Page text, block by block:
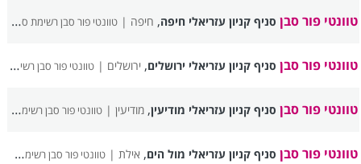
טוונטי פור סבן סניף קניון עזריאלי חיפה, חיפה |טוונטי פור סבן רשימת סניפים
טוונטי פור סבן סניף קניון עזריאלי ירושלים, ירושלים |טוונטי פור סבן רשימת סניפים
טוונטי פור סבן סניף קניון עזריאלי מודיעין,מודיעין |טוונטי פור סבן רשימת סניפים
טוונטי פור סבן סניף קניון עזריאלי מול הים, אילת |טוונטי פור סבן רשימת סניפים